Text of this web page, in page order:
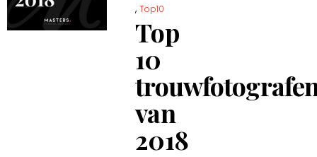
,Top10
Top
10
van
2018